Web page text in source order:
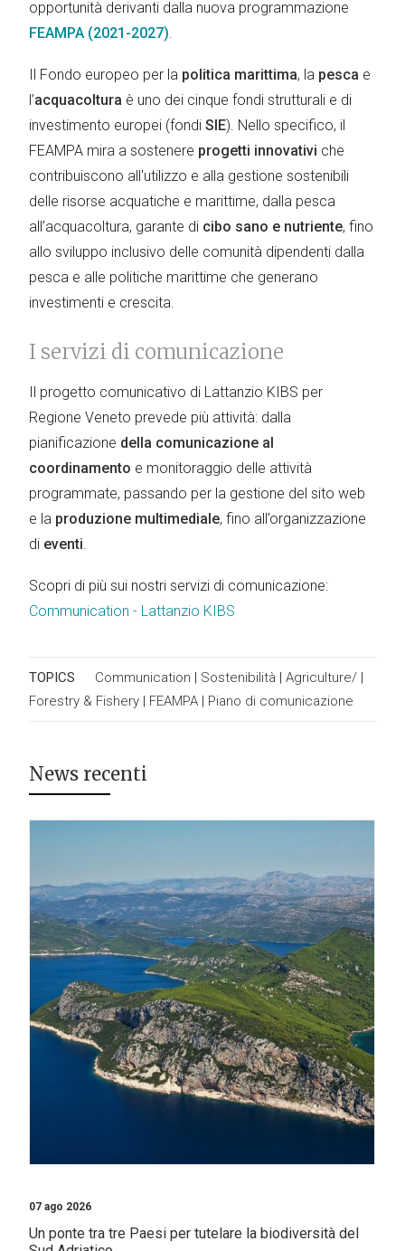
opportunità derivanti dalla nuova programmazione
FEAMPA (2021-2027).
Il Fondo europeo per la politica marittima, la pesca e
l’acquacoltura è uno dei cinque fondi strutturali e di
investimento europei (fondi SIE). Nello specifico, il
FEAMPA mira a sostenere progetti innovativi che
contribuiscono all'utilizzo e alla gestione sostenibili
delle risorse acquatiche e marittime, dalla pesca
all’acquacoltura, garante di cibo sano e nutriente, fino
allo sviluppo inclusivo delle comunità dipendenti dalla
pesca e alle politiche marittime che generano
investimenti e crescita.
I servizi di comunicazione
Il progetto comunicativo di Lattanzio KIBS per
Regione Veneto prevede più attività: dalla
pianificazione della comunicazione al
coordinamento e monitoraggio delle attività
programmate, passando per la gestione del sito web
e la produzione multimediale, fino all’organizzazione
di eventi.
Scopri di più sui nostri servizi di comunicazione:
Communication - Lattanzio KIBS
TOPICS Communication | Sostenibilità | Agriculture/ |
Forestry & Fishery | FEAMPA | Piano di comunicazione
News recenti
07 ago 2026
Un ponte tra tre Paesi per tutelare la biodiversità del